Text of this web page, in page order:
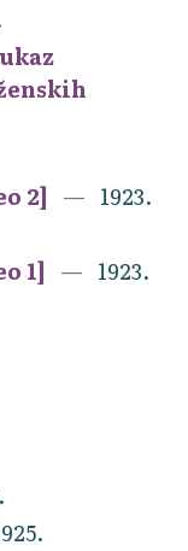
2]
1923.
1]
1923.